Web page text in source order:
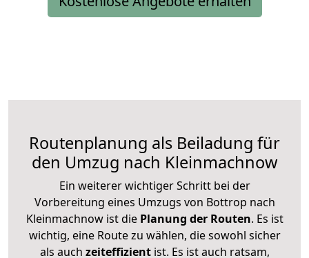
Routenplanung als Beiladung für
den Umzug nach Kleinmachnow
Ein weiterer wichtiger Schritt bei der
Vorbereitung eines Umzugs von Bottrop nach
Kleinmachnow ist diePlanung der Routen. Es ist
wichtig, eine Route zu wählen, die sowohl sicher
als auch zeiteffizientist. Es ist auch ratsam,